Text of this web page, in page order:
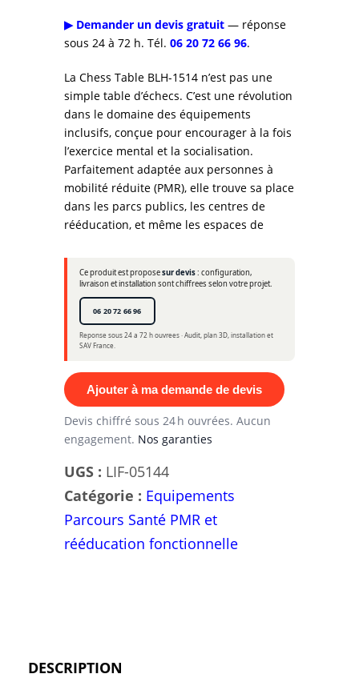
▶ Demander un devis gratuit — réponse
sous 24 à 72 h. Tél. 06 20 72 66 96.
La Chess Table BLH-1514 n’est pas une
simple table d’échecs. C’est une révolution
dans le domaine des équipements
inclusifs, conçue pour encourager à la fois
l’exercice mental et la socialisation.
Parfaitement adaptée aux personnes à
mobilité réduite (PMR), elle trouve sa place
dans les parcs publics, les centres de
rééducation, et même les espaces de
Ce produit est proposesur devis: configuration,
livraison et installation sont chiffrees selon votre projet.
06 20 72 66 96
Reponse sous 24 a 72 h ouvrees · Audit, plan 3D, installation et
SAV France.
Ajouter à ma demande de devis
Devis chiffré sous 24 h ouvrées. Aucun
engagement. Nos garanties
UGS : LIF-05144
Catégorie : Equipements
Parcours Santé PMR et
rééducation fonctionnelle
DESCRIPTION